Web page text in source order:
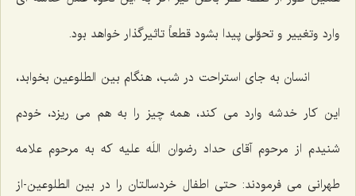
وارد وتغییر و تحوّلی پیدا بشود قطعاً تاثیرگذار خواهد بود.
انسان به جای استراحت در شب، هنگام بین الطلوعین بخوابد،
این کار خدشه وارد می کند، همه چیز را به هم می ریزد، خودم
شنیدم از مرحوم آقای حداد رضوان اللَه علیه که به مرحوم علامه
طهرانی می فرمودند: حتی اطفال خردسالتان را در بین الطلوعین-از